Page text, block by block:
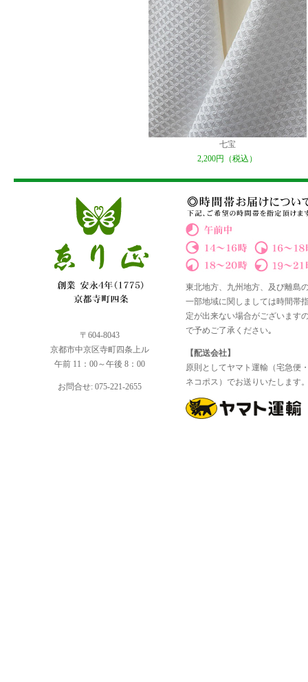
七宝
2,200円（税込）
〒604-8043
京都市中京区寺町四条上ル
午前 11：00～午後 8：00
お問合せ: 075-221-2655
東北地方、九州地方、及び離島
一部地域に関しましては時間帯
定が出来ない場合がございます
で予めご了承ください｡
【配送会社】
原則としてヤマト運輸（宅急便
ネコポス）でお送りいたします